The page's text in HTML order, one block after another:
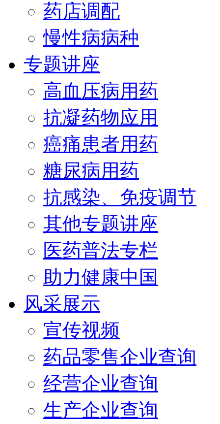
药店调配
慢性病病种
专题讲座
高血压病用药
抗凝药物应用
癌痛患者用药
糖尿病用药
抗感染、免疫调节
其他专题讲座
医药普法专栏
助力健康中国
风采展示
宣传视频
药品零售企业查询
经营企业查询
生产企业查询